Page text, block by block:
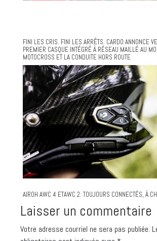
FINI LES CRIS. FINI LES ARRÊTS. CARDO ANNONCE
PREMIER CASQUE INTÉGRÉ À RÉSEAU MAILLÉ AU
MOTOCROSS ET LA CONDUITE HORS ROUTE
AIROH AWC 4 ETAWC 2: TOUJOURS CONNECTÉS, À
Laisser un commentaire
Votre adresse courriel ne sera pas publiée.